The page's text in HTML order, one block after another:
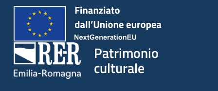
Patrimonio
culturale